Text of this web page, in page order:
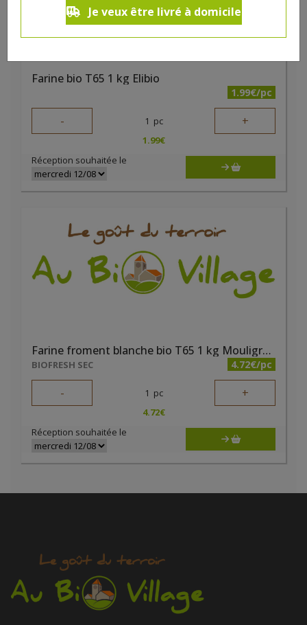
Je veux être livré à domicile
Farine bio T65 1 kg Elibio
1.99€/pc
- 1 pc +
1.99€
Réception souhaitée le
Farine froment blanche bio T65 1 kg Mouligrange
BIOFRESH SEC 4.72€/pc
- 1 pc +
4.72€
Réception souhaitée le